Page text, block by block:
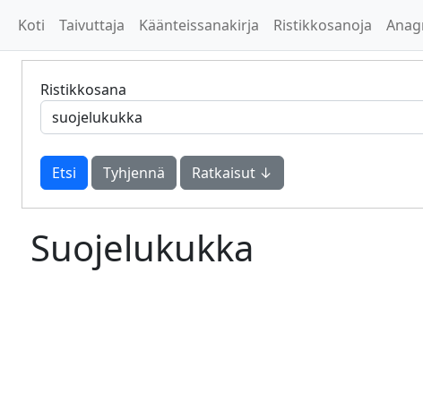
Koti Taivuttaja Käänteissanakirja Ristikkosanoja
Ristikkosana
Tyhjennä Ratkaisut ↓
Suojelukukka